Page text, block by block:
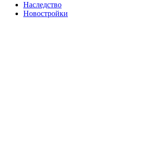
Наследство
Новостройки